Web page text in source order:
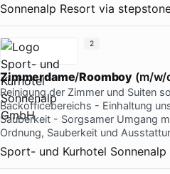
Sonnenalp Resort via
Zimmerdame/Roomboy (m/w/
Reinigung der Zimmer und Suiten
Backofficebereichs - Einhaltung
Sauberkeit - Sorgsamer Umgang
Ordnung, Sauberkeit und
Sport- und Kurhotel Sonnenalp
2